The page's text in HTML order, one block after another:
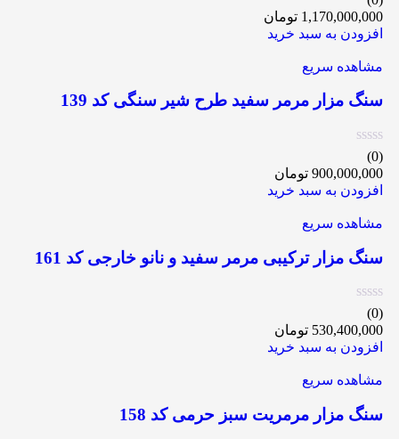
1,170,000,000 تومان
افزودن به سبد خرید
مشاهده سریع
سنگ مزار مرمر سفید طرح شیر سنگی کد 139
(0)
900,000,000 تومان
افزودن به سبد خرید
مشاهده سریع
سنگ مزار ترکیبی مرمر سفید و نانو خارجی کد 161
(0)
530,400,000 تومان
افزودن به سبد خرید
مشاهده سریع
سنگ مزار مرمریت سبز حرمی کد 158